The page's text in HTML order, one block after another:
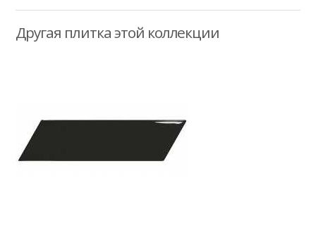
Другая плитка этой коллекции